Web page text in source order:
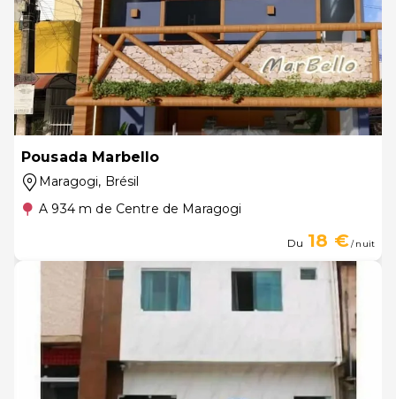
Pousada Marbello
Maragogi, Brésil
A 934 m de Centre de Maragogi
Du 18 €/ nuit